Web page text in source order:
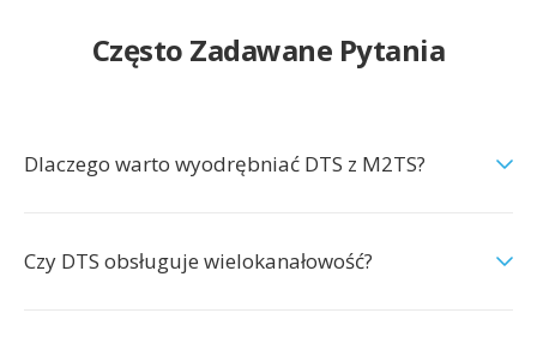
Często Zadawane Pytania
Dlaczego warto wyodrębniać DTS z M2TS?
Czy DTS obsługuje wielokanałowość?